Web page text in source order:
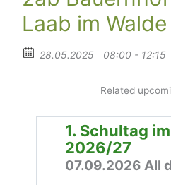
Laab im Walde
28.05.2025 08:00 - 12:15
Related
1. Schultag
2026/27
07.09.2026 All